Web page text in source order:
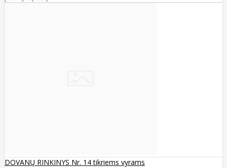
DOVANŲ RINKINYS Nr. 14 tikriems vyrams